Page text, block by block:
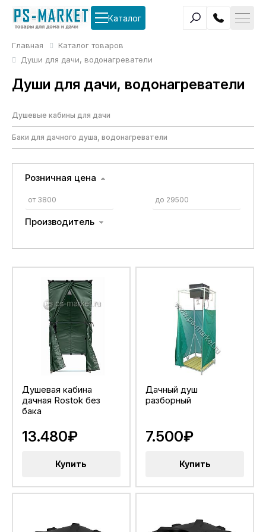
Каталог
Главная
Каталог товаров
Души для дачи, водонагреватели
Души для дачи, водонагреватели
Душевые кабины для дачи
Баки для дачного душа, водонагреватели
Розничная цена
Производитель
Душевая кабина
дачная Rostok без
бака
13.480₽
Купить
Дачный душ
разборный
7.500₽
Купить